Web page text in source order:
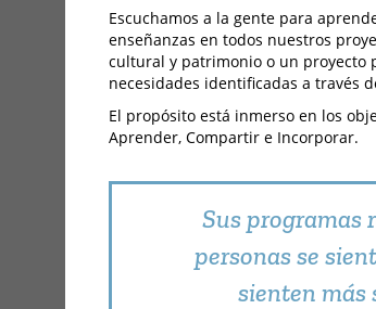
Escuchamos a la gente para
enseñanzas en todos nuestros
cultural y patrimonio o un proyecto
necesidades identificadas a través
El propósito está inmerso en los
Aprender, Compartir e Incorporar.
Sus programas
personas se
sienten más